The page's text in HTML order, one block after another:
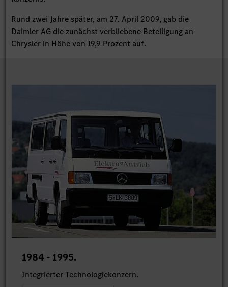
Rund zwei Jahre später, am 27. April 2009, gab die
Daimler AG die zunächst verbliebene Beteiligung an
Chrysler in Höhe von 19,9 Prozent auf.
1984 - 1995.
Integrierter Technologiekonzern.